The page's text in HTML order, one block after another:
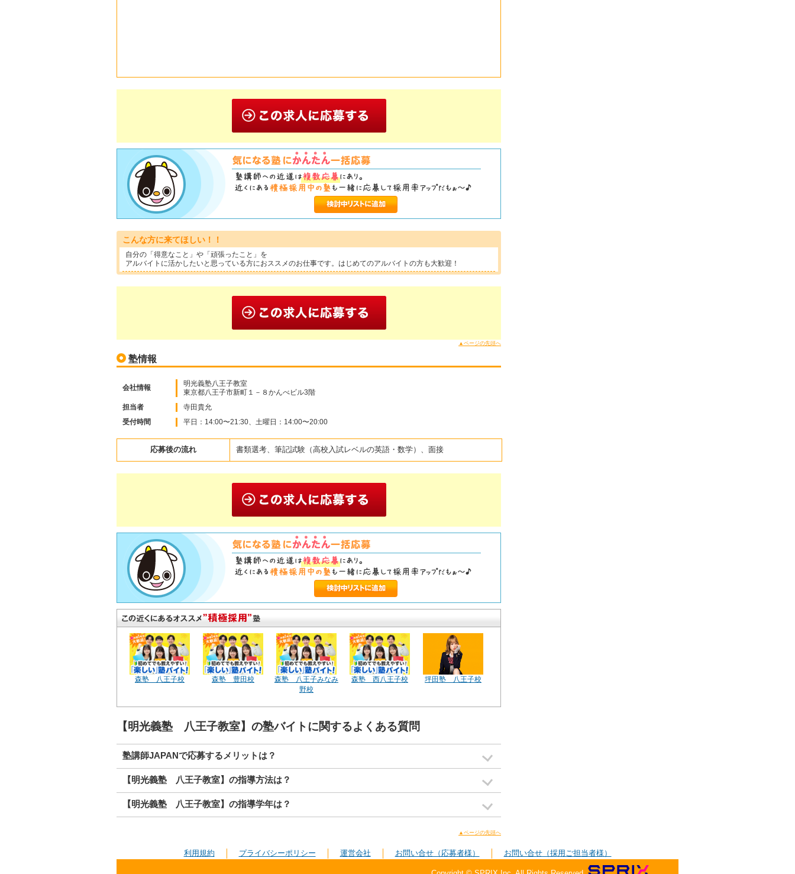
こんな方に来てほしい！！
自分の「得意なこと」や「頑張ったこと」を
アルバイトに活かしたいと思っている方におススメのお仕事です。はじめてのアルバイトの方も大歓迎！
▲ページの先頭へ
塾情報
会社情報
明光義塾八王子教室
東京都八王子市新町１－８かんべビル3階
担当者 寺田貴允
受付時間 平日：14:00〜21:30、土曜日：14:00〜20:00
応募後の流れ 書類選考、筆記試験（高校入試レベルの英語・数学）、面接
森塾 八王子校 森塾 豊田校
森塾 八王子みなみ
野校
森塾 西八王子校 坪田塾 八王子校
【明光義塾 八王子教室】の塾バイトに関するよくある質問
塾講師JAPANで応募するメリットは？
【明光義塾 八王子教室】の指導方法は？
【明光義塾 八王子教室】の指導学年は？
▲ページの先頭へ
利用規約 プライバシーポリシー 運営会社 お問い合せ（応募者様） お問い合せ（採用ご担当者様）